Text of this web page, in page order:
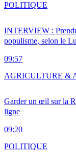
INTERVIEW :
populisme, selon le
09:57
POLITIQUE
Garder un œil sur la
ligne
09:20
AGRICULTURE &
POLITIQUE